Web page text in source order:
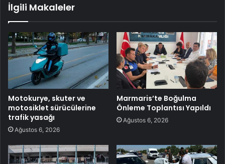
İlgili Makaleler
Motokurye, skuter ve
motosiklet sürücülerine
trafik yasağı
Ağustos 6, 2026
Marmaris’te Boğulma
Önleme Toplantısı Yapıldı
Ağustos 6, 2026